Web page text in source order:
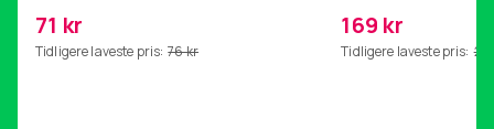
71 kr
Tidligere laveste pris: 76 kr
hjemmegymnastikk
169 kr
Tidligere laveste pris: